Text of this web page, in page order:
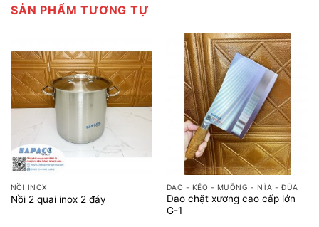
SẢN PHẨM TƯƠNG TỰ
NỒI INOX
Nồi 2 quai inox 2 đáy
DAO - KÉO - MUỖNG - NĨA - ĐŨA
Dao chặt xương cao cấp lớn
G-1